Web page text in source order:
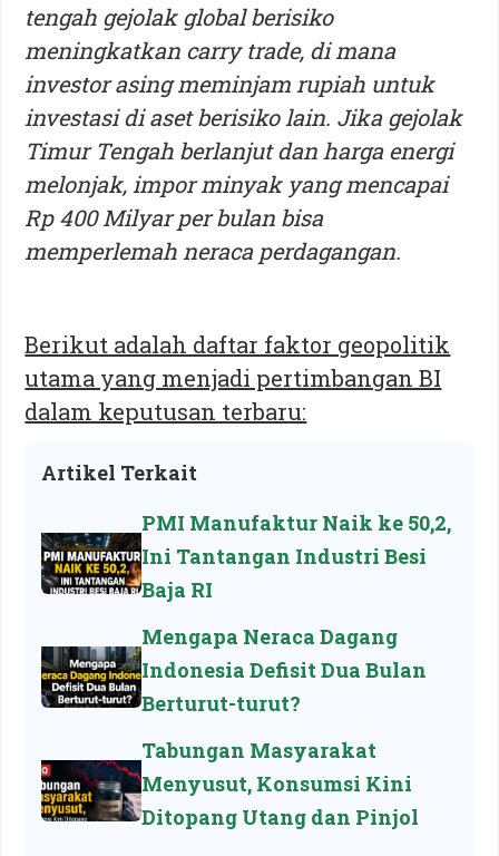
tengah gejolak global berisiko
meningkatkan carry trade, di mana
investor asing meminjam rupiah untuk
investasi di aset berisiko lain. Jika gejolak
Timur Tengah berlanjut dan harga energi
melonjak, impor minyak yang mencapai
Rp 400 Milyar per bulan bisa
memperlemah neraca perdagangan.
Berikut adalah daftar faktor geopolitik
utama yang menjadi pertimbangan BI
dalam keputusan terbaru:
Artikel Terkait
PMI Manufaktur Naik ke 50,2,
Ini Tantangan Industri Besi
Baja RI
Mengapa Neraca Dagang
Indonesia Defisit Dua Bulan
Berturut-turut?
Tabungan Masyarakat
Menyusut, Konsumsi Kini
Ditopang Utang dan Pinjol